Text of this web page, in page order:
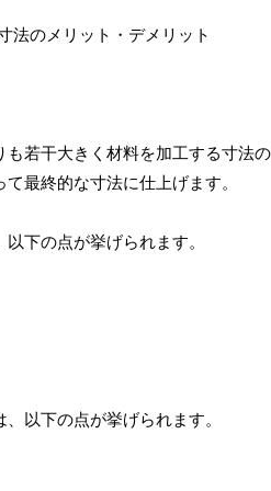
若干大きく材料を加工する寸法
最終的な寸法に仕上げます。
下の点が挙げられます。
以下の点が挙げられます。